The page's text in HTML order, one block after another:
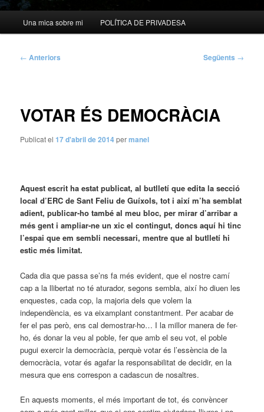
Una mica sobre mi POLÍTICA DE PRIVADESA
Navegació
← Anteriors Següents →
VOTAR ÉS DEMOCRÀCIA
Publicat el17 d'abril de 2014permanel
Aquest escrit ha estat publicat, al butlletí que edita la secció
local d’ERC de Sant Feliu de Guíxols, tot i així m’ha semblat
adient, publicar-ho també al meu bloc, per mirar d’arribar a
més gent i ampliar-ne un xic el contingut, doncs aquí hi tinc
l’espai que em sembli necessari, mentre que al butlletí hi
estic més limitat.
Cada dia que passa se’ns fa més evident, que el nostre camí
cap a la llibertat no té aturador, segons sembla, així ho diuen les
enquestes, cada cop, la majoria dels que volem la
independència, es va eixamplant constantment. Per acabar de
fer el pas però, ens cal demostrar-ho… I la millor manera de fer-
ho, és donar la veu al poble, fer que amb el seu vot, el poble
pugui exercir la democràcia, perquè votar és l’essència de la
democràcia, votar és agafar la responsabilitat de decidir, en la
mesura que ens correspon a cadascun de nosaltres.
En aquests moments, el més important de tot, és convèncer